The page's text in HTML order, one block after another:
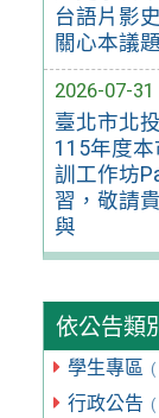
台語片影
關心本議
2026-07-31
臺北市北
115年度
訓工作坊
習，敬請
與
依公告類
學生專區 (
行政公告 (